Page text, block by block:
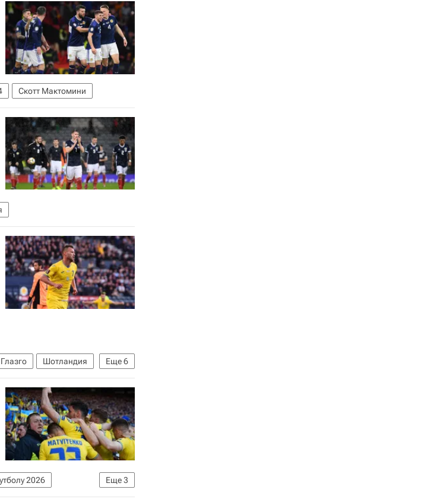
Скотт Мактомини
Еще6
Глазго
Шотландия
Довбик
Еще3
2026